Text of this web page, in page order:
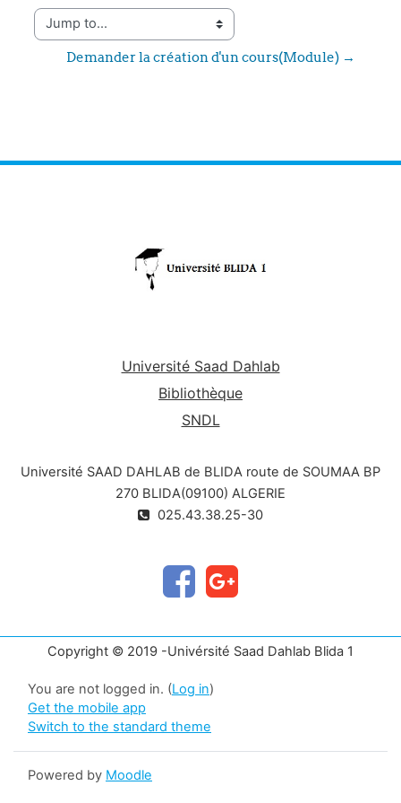
Jump to...
Demander la création d'un cours(Module) →
Université Saad Dahlab
Bibliothèque
SNDL
Université SAAD DAHLAB de BLIDA route de SOUMAA BP
270 BLIDA(09100) ALGERIE
025.43.38.25-30
Copyright © 2019 -Univérsité Saad Dahlab Blida 1
You are not logged in. (Log in)
Get the mobile app
Switch to the standard theme
Powered by Moodle